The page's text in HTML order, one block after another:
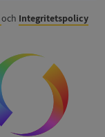
och Integritetspolicy